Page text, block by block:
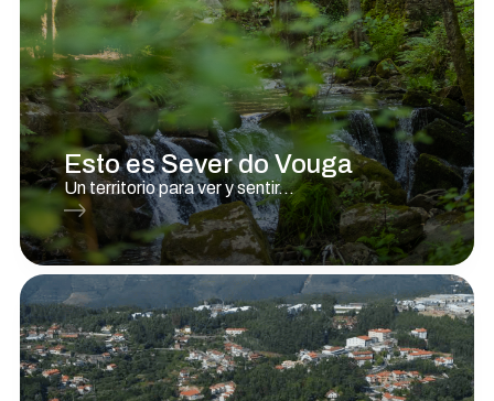
Esto es Sever do Vouga
Un territorio para ver y sentir...